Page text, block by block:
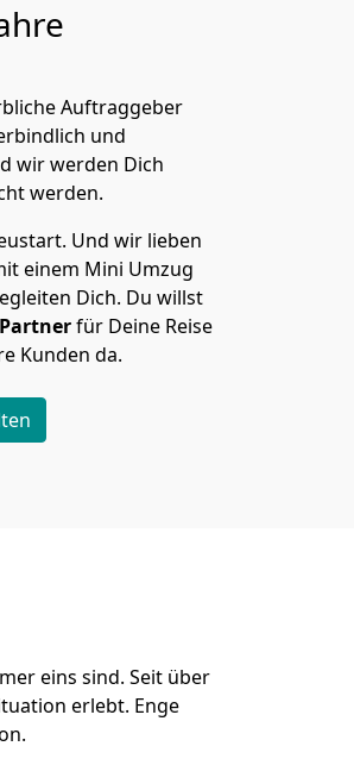
Auftraggeber
und
wir werden Dich
werden.
Und wir lieben
einem Mini Umzug
Dich. Du willst
für Deine Reise
Kunden da.
eins sind. Seit über
erlebt. Enge